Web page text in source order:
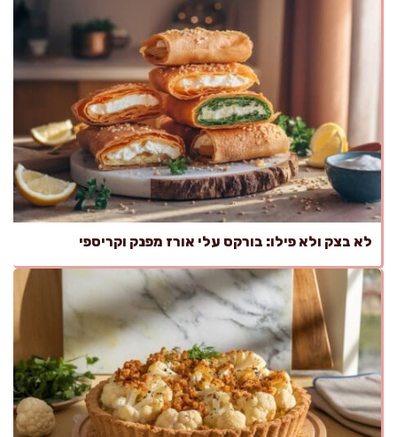
לא בצק ולא פילו: בורקס עלי אורז מפנק וקריספי